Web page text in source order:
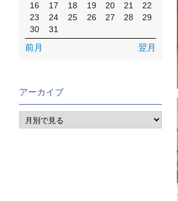
16
17 18 19 20 21
22
23
24 25 26 27 28
29
30
31
前月 翌月
アーカイブ